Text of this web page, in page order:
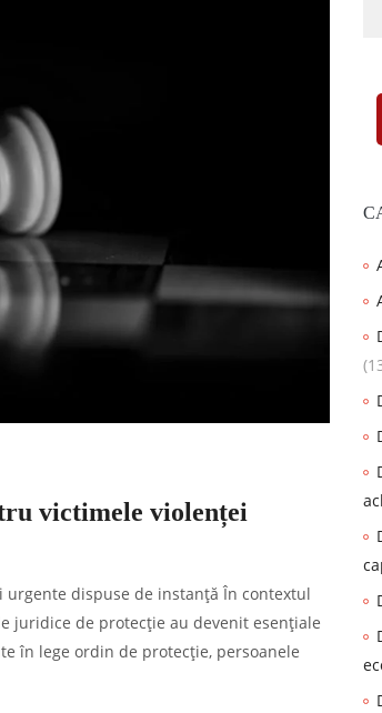
victimele violenței
dispuse de instanță În contextul
juridice de protecție au devenit esențiale
în lege ordin de protecție, persoanele